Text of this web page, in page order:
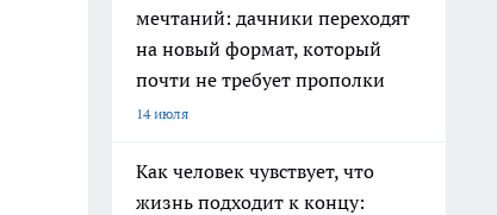
мечтаний: дачники переходят
на новый формат, который
почти не требует прополки
14 июля
Как человек чувствует, что
жизнь подходит к концу: